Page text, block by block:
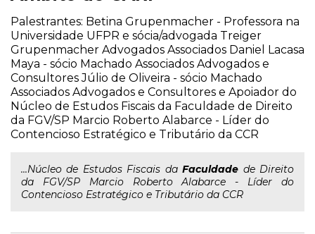
Palestrantes: Betina Grupenmacher - Professora na
Universidade UFPR e sócia/advogada Treiger
Grupenmacher Advogados Associados Daniel Lacasa
Maya - sócio Machado Associados Advogados e
Consultores Júlio de Oliveira - sócio Machado
Associados Advogados e Consultores e Apoiador do
Núcleo de Estudos Fiscais da Faculdade de Direito
da FGV/SP Marcio Roberto Alabarce - Líder do
Contencioso Estratégico e Tributário da CCR
...Núcleo de Estudos Fiscais daFaculdade de Direito
da FGV/SP Marcio Roberto Alabarce - Líder do
Contencioso Estratégico e Tributário da CCR